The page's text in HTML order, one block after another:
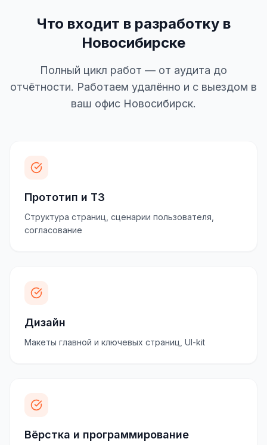
Что входит в разработку в
Новосибирске
Полный цикл работ — от аудита до
отчётности. Работаем удалённо и с выездом в
ваш офис Новосибирск.
Прототип и ТЗ
Структура страниц, сценарии пользователя,
согласование
Дизайн
Макеты главной и ключевых страниц, UI-kit
Вёрстка и программирование